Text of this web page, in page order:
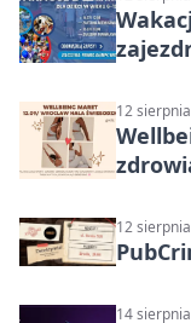
12
12
14